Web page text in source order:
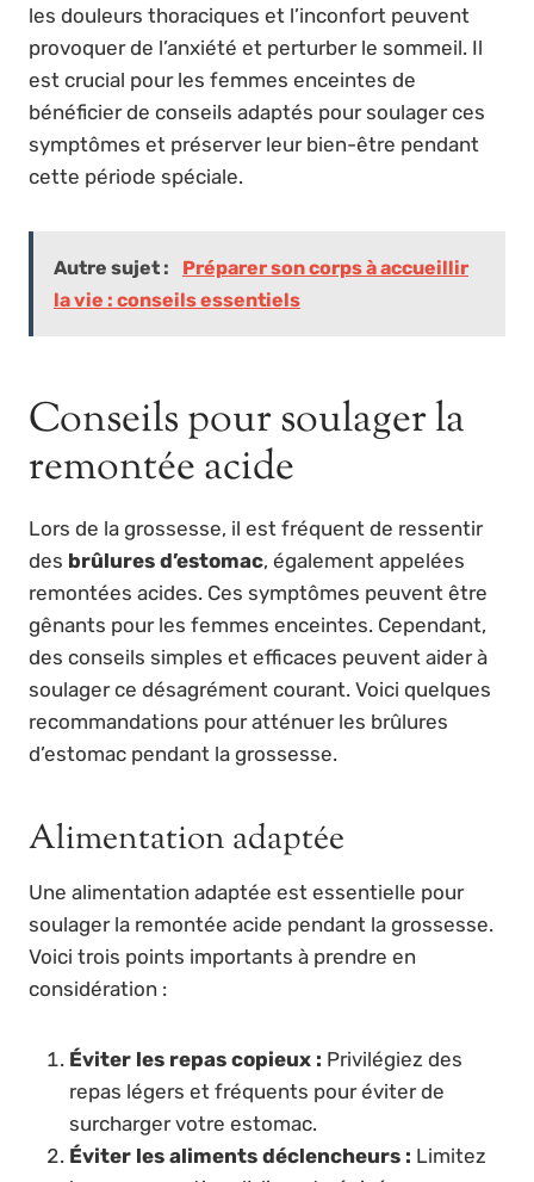
les douleurs thoraciques et l’inconfort peuvent
provoquer de l’anxiété et perturber le sommeil. Il
est crucial pour les femmes enceintes de
bénéficier de conseils adaptés pour soulager ces
symptômes et préserver leur bien-être pendant
cette période spéciale.
Autre sujet :
Préparer son corps à accueillir
la vie : conseils essentiels
Conseils pour soulager la
remontée acide
Lors de la grossesse, il est fréquent de ressentir
des brûlures d’estomac, également appelées
remontées acides. Ces symptômes peuvent être
gênants pour les femmes enceintes. Cependant,
des conseils simples et efficaces peuvent aider à
soulager ce désagrément courant. Voici quelques
recommandations pour atténuer les brûlures
d’estomac pendant la grossesse.
Alimentation adaptée
Une alimentation adaptée est essentielle pour
soulager la remontée acide pendant la grossesse.
Voici trois points importants à prendre en
considération :
Éviter les repas copieux : Privilégiez des
repas légers et fréquents pour éviter de
surcharger votre estomac.
Éviter les aliments déclencheurs : Limitez